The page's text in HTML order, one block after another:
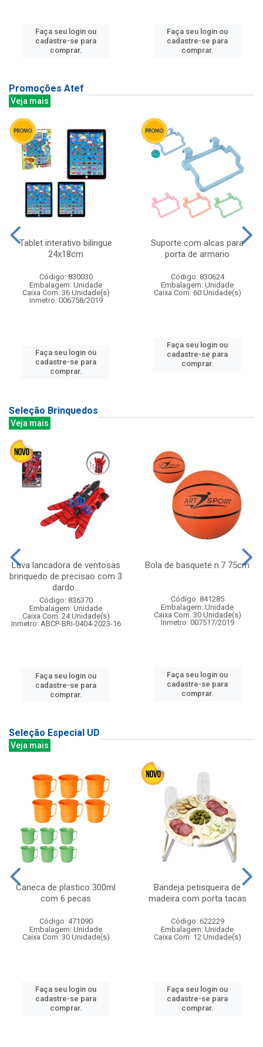
Faça seu login ou
cadastre-se para
comprar.
Faça seu login ou
cadastre-se para
comprar.
Promoções Atef
Veja mais
Tablet interativo bilingue
24x18cm
Código: 830030
Embalagem: Unidade
Caixa Com: 36 Unidade(s)
Inmetro: 006758/2019
Faça seu login ou
cadastre-se para
comprar.
Suporte com alcas para
porta de armario
Código: 830624
Embalagem: Unidade
Caixa Com: 60 Unidade(s)
Faça seu login ou
cadastre-se para
comprar.
Seleção Brinquedos
Veja mais
Luva lancadora de ventosas
brinquedo de precisao com 3
dardo...
Código: 836370
Embalagem: Unidade
Caixa Com: 24 Unidade(s)
Inmetro: ABCP-BRI-0404-2023-16
Faça seu login ou
cadastre-se para
comprar.
Bola de basquete n.7 75cm
Código: 841285
Embalagem: Unidade
Caixa Com: 30 Unidade(s)
Inmetro: 007517/2019
Faça seu login ou
cadastre-se para
comprar.
Seleção Especial UD
Veja mais
Caneca de plastico 300ml
com 6 pecas
Código: 471090
Embalagem: Unidade
Caixa Com: 30 Unidade(s)
Faça seu login ou
cadastre-se para
comprar.
Bandeja petisqueira de
madeira com porta tacas
Código: 622229
Embalagem: Unidade
Caixa Com: 12 Unidade(s)
Faça seu login ou
cadastre-se para
comprar.